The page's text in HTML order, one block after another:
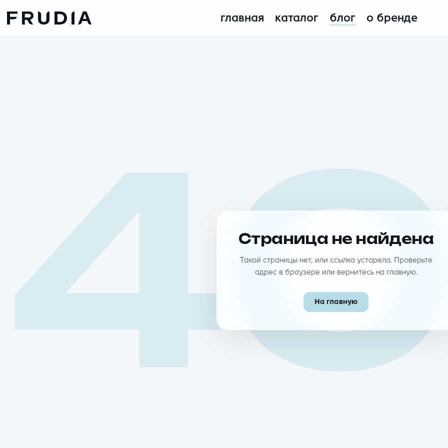
главная каталог блог о бренде
Страница не найдена
Такой страницы нет, или ссылка устарела. Проверьте
адрес в браузере или вернитесь на главную.
На главную